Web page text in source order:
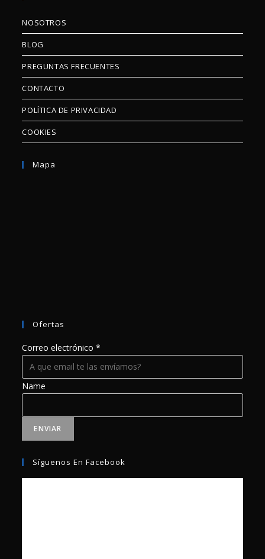
NOSOTROS
BLOG
PREGUNTAS FRECUENTES
CONTACTO
POLÍTICA DE PRIVACIDAD
COOKIES
Mapa
Ofertas
Correo electrónico*
Name
ENVIAR
Síguenos En Facebook